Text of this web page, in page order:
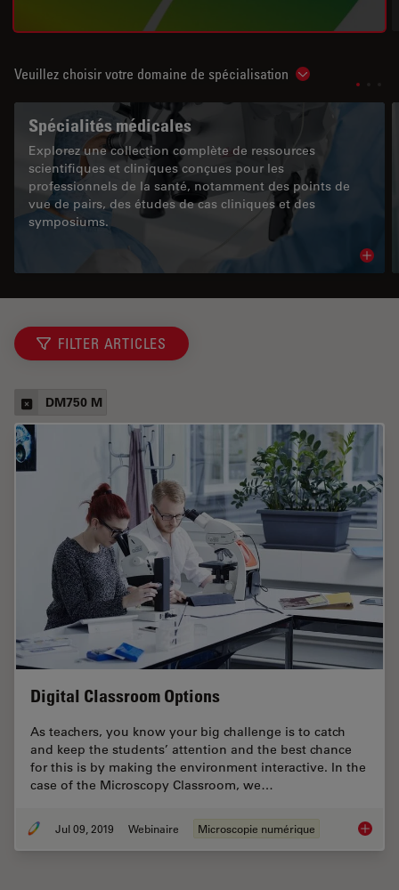
Veuillez choisir votre domaine de spécialisation Show
Spécialités médicales
Explorez une collection complète de ressources
scientifiques et cliniques conçues pour les
professionnels de la santé, notamment des points de
vue de pairs, des études de cas cliniques et des
symposiums.
FILTER ARTICLES
DM750 M
Digital Classroom Options
As teachers, you know your big challenge is to catch
and keep the students’ attention and the best chance
for this is by making the environment interactive. In the
case of the Microscopy Classroom, we…
Jul 09, 2019 Webinaire Microscopie numérique Digital